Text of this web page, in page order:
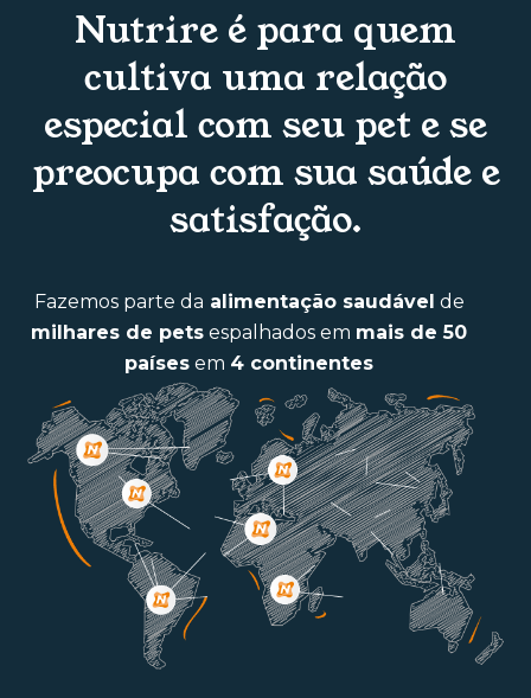
Nutrire é para quem
cultiva uma relação
especial com seu pet e se
preocupa com sua saúde e
satisfação.
Fazemos parte da alimentação saudável de
milhares de pets espalhados em mais de 50
países em 4 continentes